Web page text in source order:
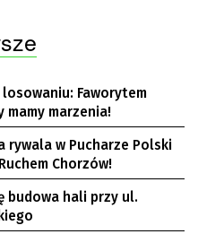
Faworytem
mamy marzenia!
rywala w Pucharze Polski
Chorzów!
budowa hali przy ul.